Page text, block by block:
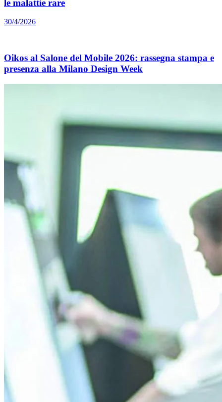
le malattie rare
30/4/2026
Oikos al Salone del Mobile 2026: rassegna stampa e
presenza alla Milano Design Week